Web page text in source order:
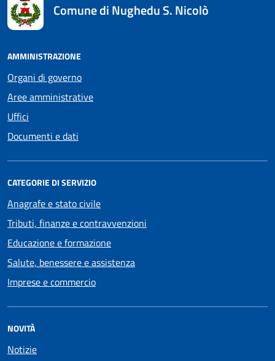
Comune di Nughedu S. Nicolò
AMMINISTRAZIONE
Organi di governo
Aree amministrative
Uffici
Documenti e dati
CATEGORIE DI SERVIZIO
Anagrafe e stato civile
Tributi, finanze e contravvenzioni
Educazione e formazione
Salute, benessere e assistenza
Imprese e commercio
NOVITÀ
Notizie